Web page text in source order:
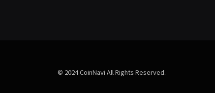
© 2024 CoinNavi All Rights Reserved.